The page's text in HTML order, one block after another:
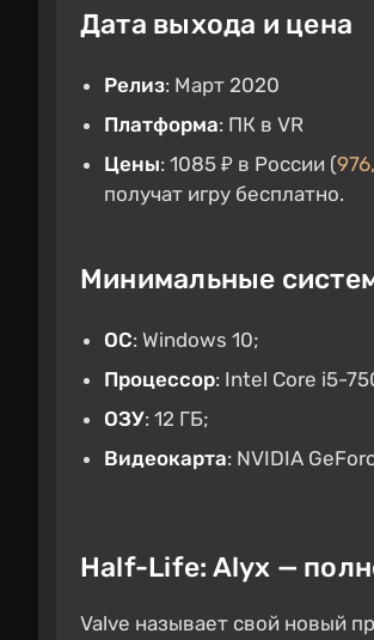
Дата выхода и цена
Релиз: Март 2020
Платформа: ПК в VR
Цены: 1085 ₽ в России (
получат игру бесплатно.
Минимальные
ОС: Windows 10;
Процессор: Intel Core i5-
ОЗУ: 12 ГБ;
Видеокарта: NVIDIA
Half-Life: Alyx —
Valve называет свой новый